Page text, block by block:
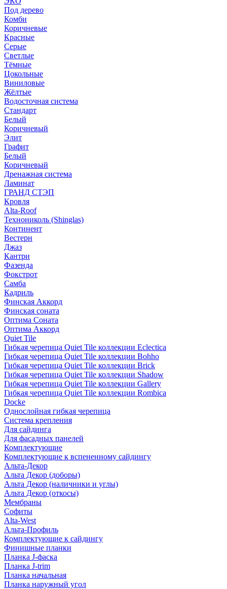
Под дерево
Комби
Коричневые
Красные
Серые
Светлые
Тёмные
Цокольные
Виниловые
Жёлтые
Водосточная система
Стандарт
Белый
Коричневый
Элит
Графит
Белый
Коричневый
Дренажная система
Ламинат
ГРАНД СТЭП
Кровля
Alta-Roof
Технониколь (Shinglas)
Континент
Вестерн
Джаз
Кантри
Фазенда
Фокстрот
Самба
Кадриль
Финская Аккорд
Финская соната
Оптима Соната
Оптима Аккорд
Quiet Tile
Гибкая черепица Quiet Tile коллекции Eclectica
Гибкая черепица Quiet Tile коллекции Bohho
Гибкая черепица Quiet Tile коллекции Brick
Гибкая черепица Quiet Tile коллекции Shadow
Гибкая черепица Quiet Tile коллекции Gallery
Гибкая черепица Quiet Tile коллекции Rombica
Docke
Однослойная гибкая черепица
Система крепления
Для сайдинга
Для фасадных панелей
Комплектующие
Комплектующие к вспененному сайдингу
Альта-Декор
Альта Декор (доборы)
Альта Декор (наличники и углы)
Альта Декор (откосы)
Мембраны
Софиты
Alta-West
Альта-Профиль
Комплектующие к сайдингу
Финишные планки
Планка J-фаска
Планка J-trim
Планка начальная
Планка наружный угол